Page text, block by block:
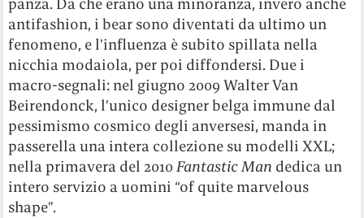
panza. Da che erano una minoranza, invero anche
antifashion, i bear sono diventati da ultimo un
fenomeno, e l’influenza è subito spillata nella
nicchia modaiola, per poi diffondersi. Due i
macro-segnali: nel giugno 2009 Walter Van
Beirendonck, l’unico designer belga immune dal
pessimismo cosmico degli anversesi, manda in
passerella una intera collezione su modelli XXL;
nella primavera del 2010Fantastic Man dedica un
intero servizio a uomini “of quite marvelous
shape”.